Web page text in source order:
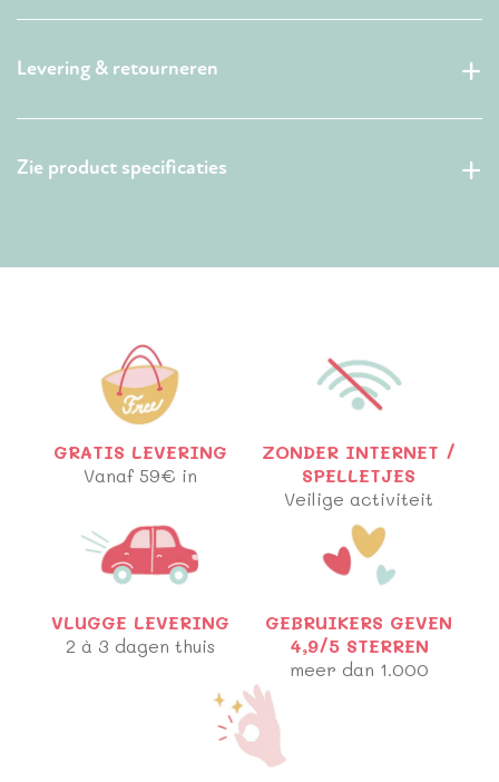
Levering & retourneren
Zie product specificaties
GRATIS LEVERING
Vanaf 59€ in
ZONDER INTERNET /
SPELLETJES
Veilige activiteit
VLUGGE LEVERING
2 à 3 dagen thuis
GEBRUIKERS GEVEN
4,9/5 STERREN
meer dan 1.000